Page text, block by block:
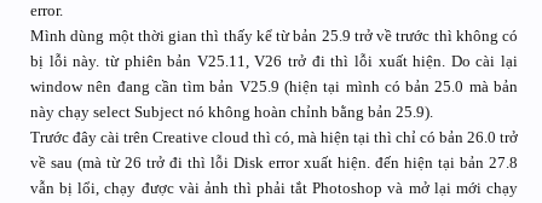
error.
Mình dùng một thời gian thì thấy kể từ bản 25.9 trở về trước thì không có
bị lỗi này. từ phiên bản V25.11, V26 trở đi thì lỗi xuất hiện. Do cài lại
window nên đang cần tìm bản V25.9 (hiện tại mình có bản 25.0 mà bản
này chạy select Subject nó không hoàn chỉnh bằng bản 25.9).
Trước đây cài trên Creative cloud thì có, mà hiện tại thì chỉ có bản 26.0 trở
về sau (mà từ 26 trở đi thì lỗi Disk error xuất hiện. đến hiện tại bản 27.8
vẫn bị lổi, chạy được vài ảnh thì phải tắt Photoshop và mở lại mới chạy